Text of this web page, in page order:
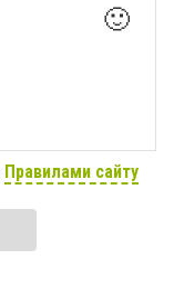
🙂
Правилами сайту